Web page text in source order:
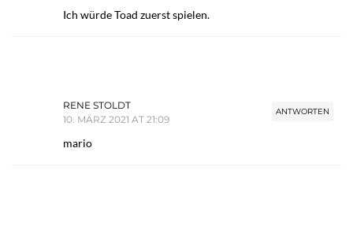
Ich würde Toad zuerst spielen.
ANTWORTEN
RENE STOLDT
10. MÄRZ 2021 AT 21:09
mario